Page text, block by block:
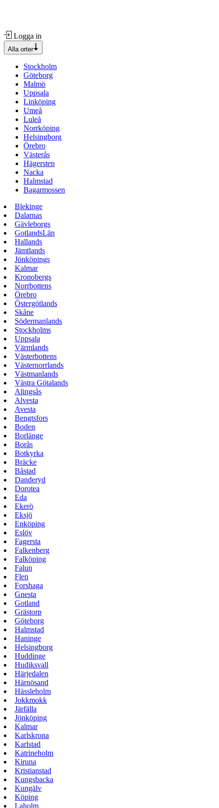
Logga in
Alla orter
Stockholm
Göteborg
Malmö
Uppsala
Linköping
Umeå
Luleå
Norrköping
Helsingborg
Örebro
Västerås
Hägersten
Nacka
Halmstad
Bagarmossen
Blekinge
Dalarnas
Gävleborgs
GotlandsLän
Hallands
Jämtlands
Jönköpings
Kalmar
Kronobergs
Norrbottens
Örebro
Östergötlands
Skåne
Södermanlands
Stockholms
Uppsala
Värmlands
Västerbottens
Västernorrlands
Västmanlands
Västra Götalands
Alingsås
Alvesta
Avesta
Bengtsfors
Boden
Borlänge
Borås
Botkyrka
Bräcke
Båstad
Danderyd
Dorotea
Eda
Ekerö
Eksjö
Enköping
Eslöv
Fagersta
Falkenberg
Falköping
Falun
Flen
Forshaga
Gnesta
Gotland
Grästorp
Göteborg
Halmstad
Haninge
Helsingborg
Huddinge
Hudiksvall
Härjedalen
Härnösand
Hässleholm
Jokkmokk
Järfälla
Jönköping
Kalmar
Karlskrona
Karlstad
Katrineholm
Kiruna
Kristianstad
Kungsbacka
Kungälv
Köping
Laholm